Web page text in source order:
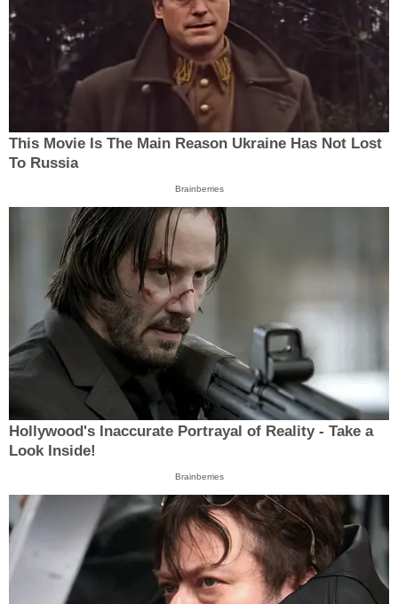
This Movie Is The Main Reason Ukraine Has Not Lost
To Russia
Brainberries
Hollywood's Inaccurate Portrayal of Reality - Take a
Look Inside!
Brainberries